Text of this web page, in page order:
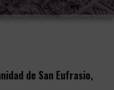
de San Eufrasio,